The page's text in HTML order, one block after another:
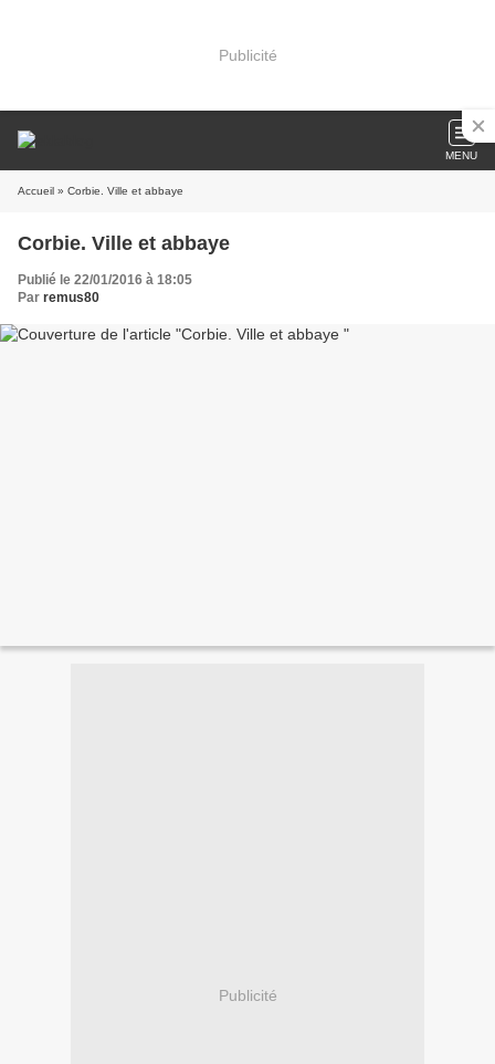
Publicité
MENU
Accueil » Corbie. Ville et abbaye
Corbie. Ville et abbaye
Publié le 22/01/2016 à 18:05
Par remus80
Publicité